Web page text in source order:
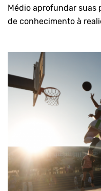
Médio aprofundar suas
de conhecimento à